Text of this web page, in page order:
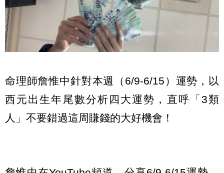
命理師詹惟中針對本週（6/9-6/15）運勢，以
西元出生年尾數分析四大運勢，直呼「3類
人」不要錯過這周賺錢的大好機會！